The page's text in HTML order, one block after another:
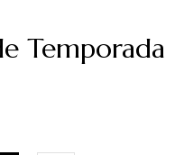
Temporada